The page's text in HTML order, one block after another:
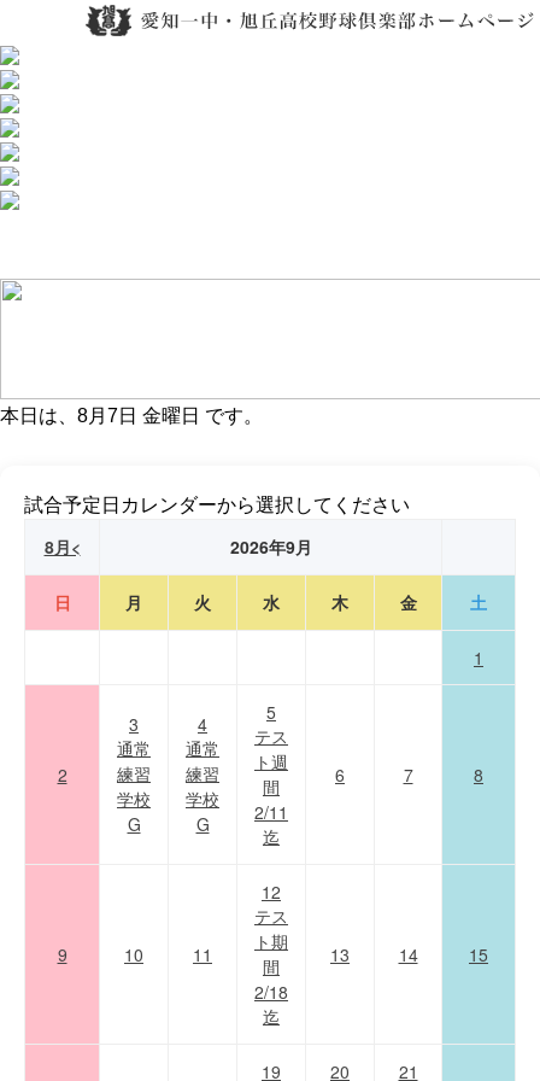
本日は、 8月7日 金曜日 です。
試合予定日カレンダーから選択してください
8月< 2026年9月
日 月 火 水 木 金 土
1
2
3
通常
練習
学校
G
4
通常
練習
学校
G
5
テス
ト週
間
2/11
迄
6 7 8
9 10 11
12
テス
ト期
間
2/18
迄
13 14 15
19 20 21